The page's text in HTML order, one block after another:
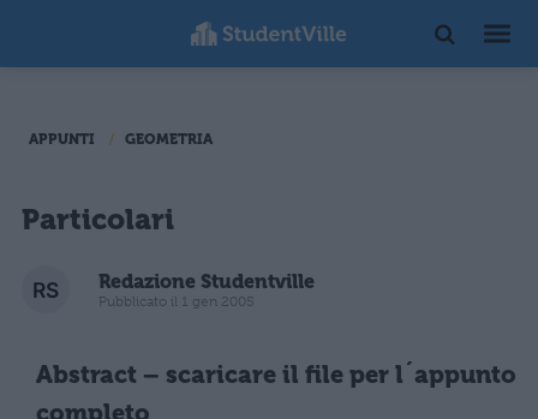
APPUNTI GEOMETRIA
Particolari
Redazione Studentville
Pubblicato il 1 gen 2005
Abstract – scaricare il file per l´appunto